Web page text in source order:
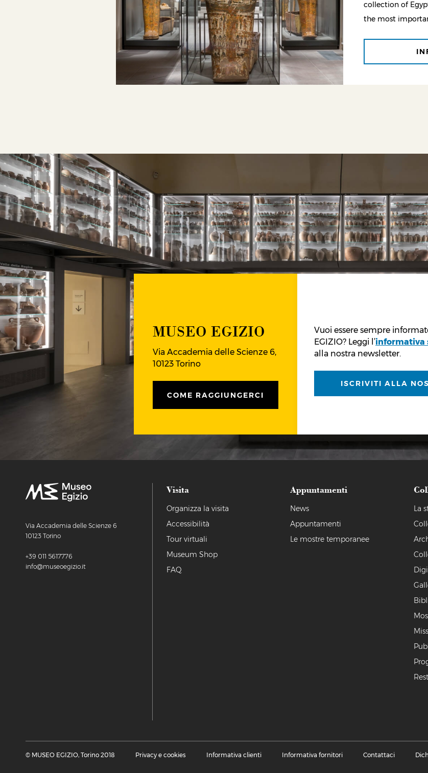
collection of
the most
MUSEO EGIZIO
Via Accademia delle Scienze 6,
10123 Torino
COME RAGGIUNGERCI
Vuoi essere sempre
EGIZIO? Leggi l’informativa
alla nostra newsletter.
ISCRIVITI ALLA
Via Accademia delle Scienze 6
10123 Torino
+39 011 5617776
info@museoegizio.it
Visita
Organizza la visita
Accessibilità
Tour virtuali
Museum Shop
FAQ
Appuntamenti
News
Appuntamenti
Le mostre temporanee
La
© MUSEO EGIZIO, Torino 2018 Privacy e cookies Informativa clienti Informativa fornitori Contattaci